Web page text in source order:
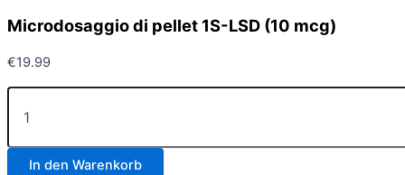
Microdosaggio di pellet 1S-LSD (10 mcg)
€19.99
Microdosaggio
1S-
LSDIn den Warenkorb